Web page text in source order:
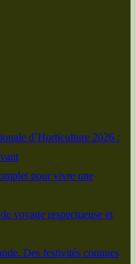
d’Horticulture 2026 :
pour vivre une
voyage respectueuse et
Des festivités connues